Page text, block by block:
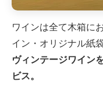
ワインは全て木箱に
イン・オリジナル紙
ヴィンテージワイン
ビス。